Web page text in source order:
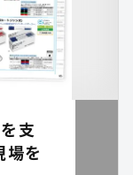
支
を